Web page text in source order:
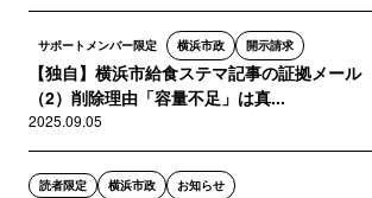
サポートメンバー限定 横浜市政 開示請求
【独自】横浜市給食ステマ記事の証拠メール
（2）削除理由「容量不足」は真...
2025.09.05
読者限定 横浜市政 お知らせ